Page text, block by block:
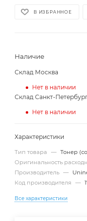
В ИЗБРАННОЕ
Наличие
Склад Москва
Нет в наличии
Склад Санкт-
Нет в наличии
Характеристики
Тип товара — Тонер
Оригинальность
Производитель —
Код производителя
—
Все характеристики